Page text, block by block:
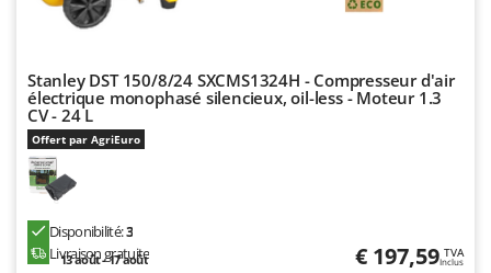
Stanley DST 150/8/24 SXCMS1324H - Compresseur d'air
électrique monophasé silencieux, oil-less - Moteur 1.3
CV - 24 L
Offert par AgriEuro
Disponibilité:3
Livraison gratuite
13 août - 17 août € 197,59 TVA
Inclus